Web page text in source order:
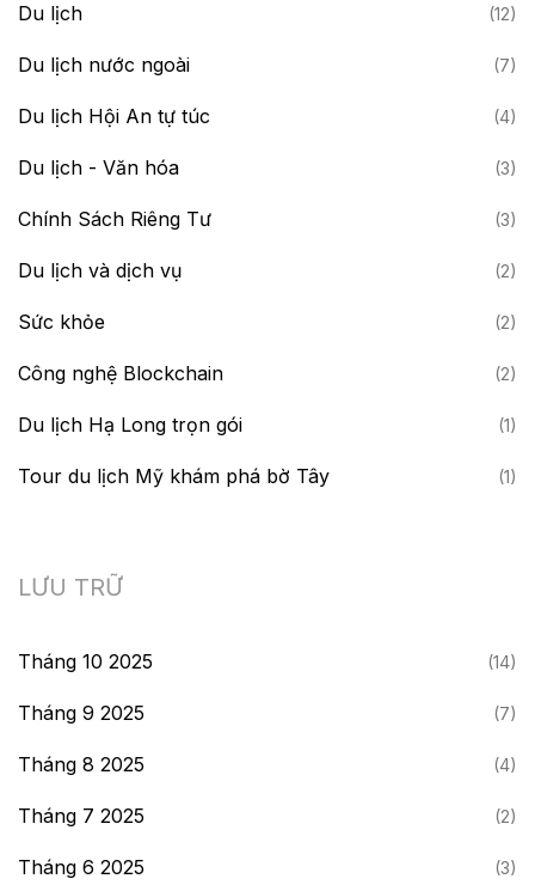
Du lịch (12)
Du lịch nước ngoài (7)
Du lịch Hội An tự túc (4)
Du lịch - Văn hóa (3)
Chính Sách Riêng Tư (3)
Du lịch và dịch vụ (2)
Sức khỏe (2)
Công nghệ Blockchain (2)
Du lịch Hạ Long trọn gói (1)
Tour du lịch Mỹ khám phá bờ Tây (1)
LƯU TRỮ
Tháng 10 2025 (14)
Tháng 9 2025 (7)
Tháng 8 2025 (4)
Tháng 7 2025 (2)
Tháng 6 2025 (3)